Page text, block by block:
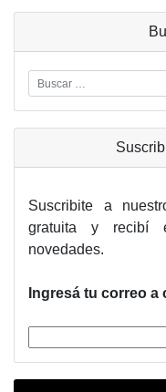
Suscribite a
gratuita y recibí
novedades.
Ingresá tu correo